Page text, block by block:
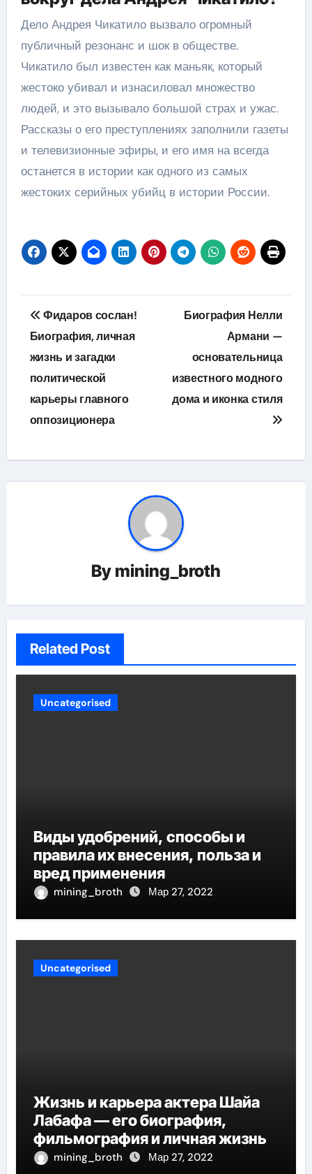
Дело Андрея Чикатило вызвало огромный
публичный резонанс и шок в обществе.
Чикатило был известен как маньяк, который
жестоко убивал и изнасиловал множество
людей, и это вызывало большой страх и ужас.
Рассказы о его преступлениях заполнили газеты
и телевизионные эфиры, и его имя на всегда
останется в истории как одного из самых
жестоких серийных убийц в истории России.
Навигация
по
записям
Фидаров сослан!
Биография, личная
жизнь и загадки
политической
карьеры главного
оппозиционера
Биография Нелли
Армани —
основательница
известного модного
дома и иконка стиля
By mining_broth
Related Post
Uncategorised
Виды удобрений, способы и
правила их внесения, польза и
вред применения
mining_broth Мар 27, 2022
Uncategorised
Жизнь и карьера актера Шайа
Лабафа — его биография,
фильмография и личная жизнь
mining_broth Мар 27, 2022